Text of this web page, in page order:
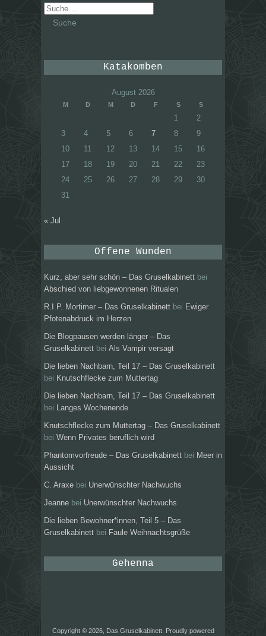
Suche
nach:
Katakomben
August 2026
M D M D F S S
1
2
3
4 5 6 7 8
9
10
11 12 13 14 15
16
17
18 19 20 21 22
23
24
25 26 27 28 29
30
31
« Jul
Offene Wunden
Kurz, aber sehr schön – Das Gruselkabinett bei
Abschied von liebgewonnenen Ritualen
R.I.P. Mortimer – Das Gruselkabinett bei Ewiger
Pfotenabdruck im Herzen
Die Blogpausen werden länger – Das
Gruselkabinett bei Als Vampir versagt
Die lieben Nachbarn, Teil 17 – Das Gruselkabinett
bei Knutschflecke zum Muttertag
Die lieben Nachbarn, Teil 17 – Das Gruselkabinett
bei
Langes Wochenende
Knutschflecke zum Muttertag – Das Gruselkabinett
bei Wenn Privates beruflich wird
Phantomvorfreude – Das Gruselkabinett bei Meer in
Aussicht
C. Araxe bei Unerwünschter Nachwuchs
Jeanne bei Unerwünschter Nachwuchs
Die lieben Bewohner*innen, Teil 5 – Das
Gruselkabinett bei Faule Weihnachtsgrüße
Gehenna
Copyright © 2026, Das Gruselkabinett. Proudly powered